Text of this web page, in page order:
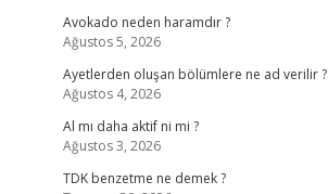
Avokado neden haramdır ?
Ağustos 5, 2026
Ayetlerden oluşan bölümlere ne ad verilir ?
Ağustos 4, 2026
Al mı daha aktif ni mi ?
Ağustos 3, 2026
TDK benzetme ne demek ?